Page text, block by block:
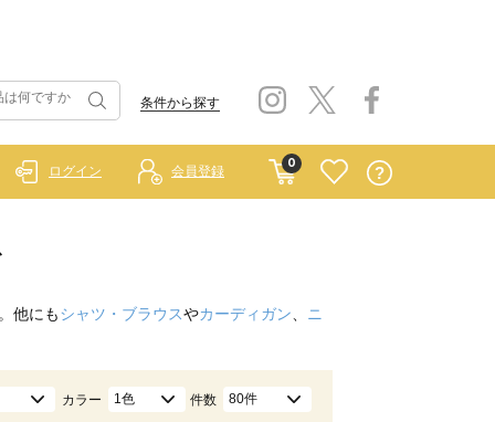
条件から探す
0
ログイン 会員登録
他にもシャツ・ブラウスやカーディガン
ニ
カラー 1色 件数 80件